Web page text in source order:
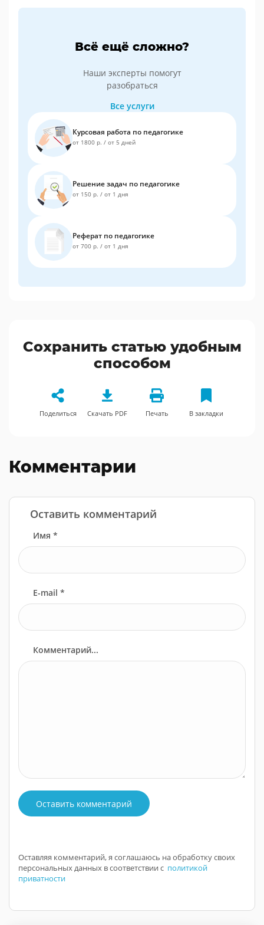
Всё ещё сложно?
Наши эксперты помогут
разобраться
Все услуги
Курсовая работа по педагогике
от 1800 р. / от 5 дней
Решение задач по педагогике
от 150 р. / от 1 дня
Реферат по педагогике
от 700 р. / от 1 дня
Сохранить статью удобным
способом
Поделиться Скачать PDF Печать В закладки
Комментарии
Оставить комментарий
Имя *
E-mail *
Комментарий...
Оставить комментарий
Оставляя комментарий, я соглашаюсь на обработку своих
персональных данных в соответствии с политикой
приватности